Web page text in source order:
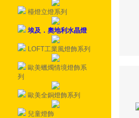
檯燈立燈系列
埃及．奧地利水晶燈
LOFT工業風燈飾系列
歐美蠟燭情境燈飾系
列
歐美全銅燈飾系列
兒童燈飾